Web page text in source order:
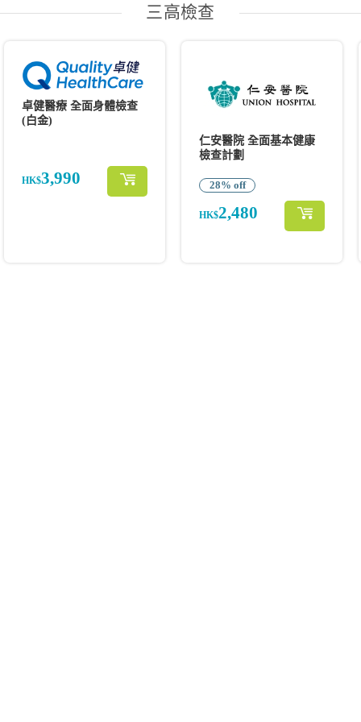
三高檢查
卓健醫療 全面身體檢查
(白金)
HK$3,990
仁安醫院 全面基本健康
檢查計劃
28% off
HK$2,480